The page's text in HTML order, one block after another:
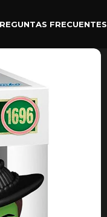
FRECUENTES